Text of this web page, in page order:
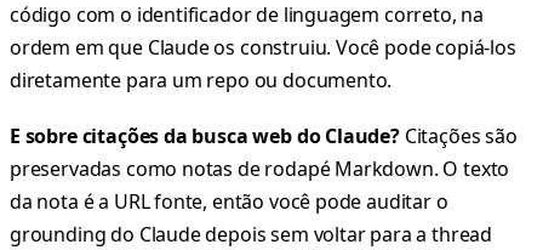
código com o identificador de linguagem correto, na
ordem em que Claude os construiu. Você pode copiá-los
diretamente para um repo ou documento.
E sobre citações da busca web do Claude?Citações são
preservadas como notas de rodapé Markdown. O texto
da nota é a URL fonte, então você pode auditar o
grounding do Claude depois sem voltar para a thread